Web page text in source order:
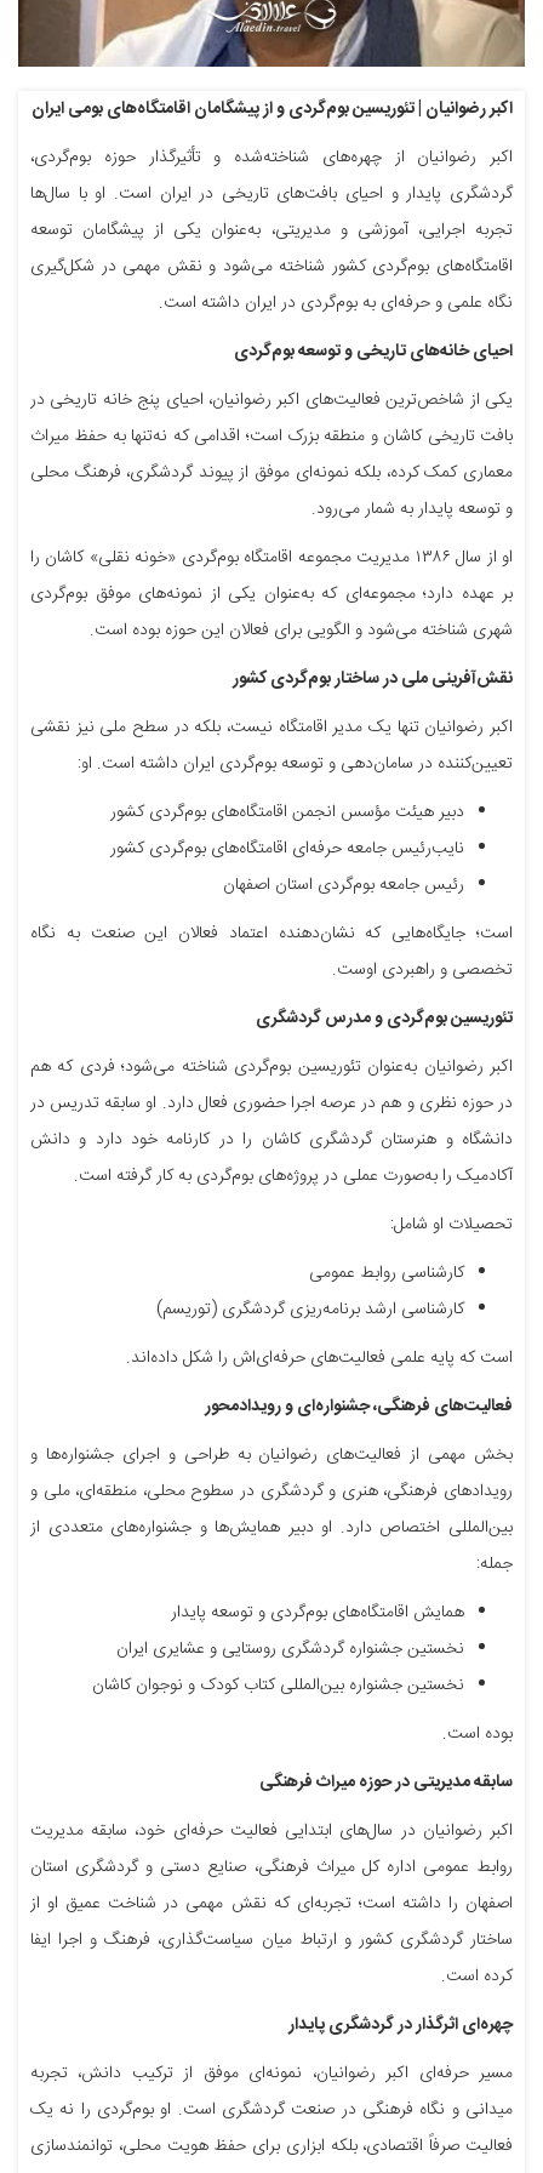
اکبر رضوانیان | تئوریسین بوم‌گردی و از پیشگامان اقامتگاه‌های بومی ایران
اکبر رضوانیان از چهره‌های شناخته‌شده و تأثیرگذار حوزه بوم‌گردی،
گردشگری پایدار و احیای بافت‌های تاریخی در ایران است. او با سال‌ها
تجربه اجرایی، آموزشی و مدیریتی، به‌عنوان یکی از پیشگامان توسعه
اقامتگاه‌های بوم‌گردی کشور شناخته می‌شود و نقش مهمی در شکل‌گیری
نگاه علمی و حرفه‌ای به بوم‌گردی در ایران داشته است.
احیای خانه‌های تاریخی و توسعه بوم‌گردی
یکی از شاخص‌ترین فعالیت‌های اکبر رضوانیان، احیای پنج خانه تاریخی در
بافت تاریخی کاشان و منطقه بزرک است؛ اقدامی که نه‌تنها به حفظ میراث
معماری کمک کرده، بلکه نمونه‌ای موفق از پیوند گردشگری، فرهنگ محلی
و توسعه پایدار به شمار می‌رود.
او از سال ۱۳۸۶ مدیریت مجموعه اقامتگاه بوم‌گردی «خونه نقلی» کاشان را
بر عهده دارد؛ مجموعه‌ای که به‌عنوان یکی از نمونه‌های موفق بوم‌گردی
شهری شناخته می‌شود و الگویی برای فعالان این حوزه بوده است.
نقش‌آفرینی ملی در ساختار بوم‌گردی کشور
اکبر رضوانیان تنها یک مدیر اقامتگاه نیست، بلکه در سطح ملی نیز نقشی
تعیین‌کننده در سامان‌دهی و توسعه بوم‌گردی ایران داشته است. او:
دبیر هیئت مؤسس انجمن اقامتگاه‌های بوم‌گردی کشور
نایب‌رئیس جامعه حرفه‌ای اقامتگاه‌های بوم‌گردی کشور
رئیس جامعه بوم‌گردی استان اصفهان
است؛ جایگاه‌هایی که نشان‌دهنده اعتماد فعالان این صنعت به نگاه
تخصصی و راهبردی اوست.
تئوریسین بوم‌گردی و مدرس گردشگری
اکبر رضوانیان به‌عنوان تئوریسین بوم‌گردی شناخته می‌شود؛ فردی که هم
در حوزه نظری و هم در عرصه اجرا حضوری فعال دارد. او سابقه تدریس در
دانشگاه و هنرستان گردشگری کاشان را در کارنامه خود دارد و دانش
آکادمیک را به‌صورت عملی در پروژه‌های بوم‌گردی به کار گرفته است.
تحصیلات او شامل:
کارشناسی روابط عمومی
کارشناسی ارشد برنامه‌ریزی گردشگری (توریسم)
است که پایه علمی فعالیت‌های حرفه‌ای‌اش را شکل داده‌اند.
فعالیت‌های فرهنگی، جشنواره‌ای و رویدادمحور
بخش مهمی از فعالیت‌های رضوانیان به طراحی و اجرای جشنواره‌ها و
رویدادهای فرهنگی، هنری و گردشگری در سطوح محلی، منطقه‌ای، ملی و
بین‌المللی اختصاص دارد. او دبیر همایش‌ها و جشنواره‌های متعددی از
جمله:
همایش اقامتگاه‌های بوم‌گردی و توسعه پایدار
نخستین جشنواره گردشگری روستایی و عشایری ایران
نخستین جشنواره بین‌المللی کتاب کودک و نوجوان کاشان
بوده است.
سابقه مدیریتی در حوزه میراث فرهنگی
اکبر رضوانیان در سال‌های ابتدایی فعالیت حرفه‌ای خود، سابقه مدیریت
روابط عمومی اداره کل میراث فرهنگی، صنایع دستی و گردشگری استان
اصفهان را داشته است؛ تجربه‌ای که نقش مهمی در شناخت عمیق او از
ساختار گردشگری کشور و ارتباط میان سیاست‌گذاری، فرهنگ و اجرا ایفا
کرده است.
چهره‌ای اثرگذار در گردشگری پایدار
مسیر حرفه‌ای اکبر رضوانیان، نمونه‌ای موفق از ترکیب دانش، تجربه
میدانی و نگاه فرهنگی در صنعت گردشگری است. او بوم‌گردی را نه یک
فعالیت صرفاً اقتصادی، بلکه ابزاری برای حفظ هویت محلی، توانمندسازی